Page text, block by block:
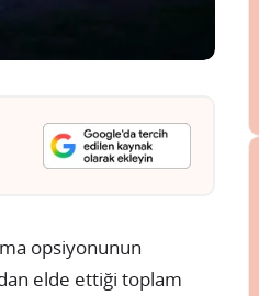
opsiyonunun
elde ettiği toplam